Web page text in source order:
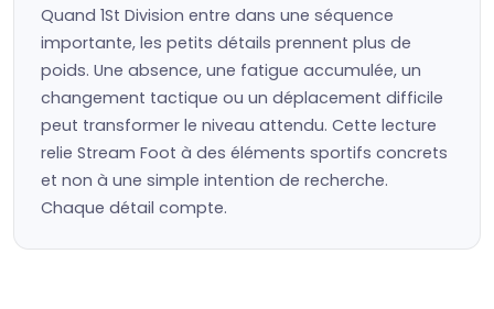
Quand 1St Division entre dans une séquence
importante, les petits détails prennent plus de
poids. Une absence, une fatigue accumulée, un
changement tactique ou un déplacement difficile
peut transformer le niveau attendu. Cette lecture
relie Stream Foot à des éléments sportifs concrets
et non à une simple intention de recherche.
Chaque détail compte.